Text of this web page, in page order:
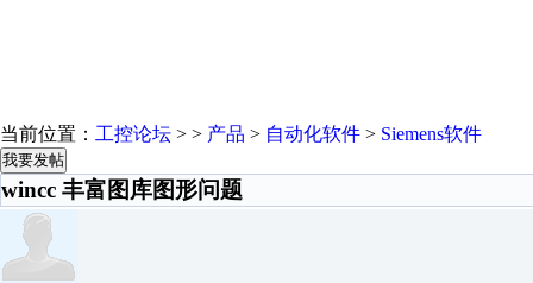
当前位置： 工控论坛 > > 产品 > 自动化软件 > Siemens软件
我要发帖
wincc 丰富图库图形问题